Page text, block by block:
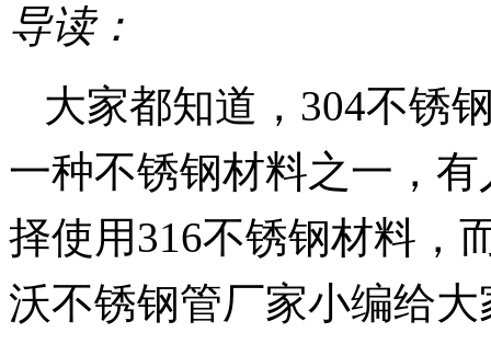
导读：
大家都知道， 304不锈
一种不锈钢材料之一，
择使用316不锈钢材料，
沃不锈钢管厂家小编给